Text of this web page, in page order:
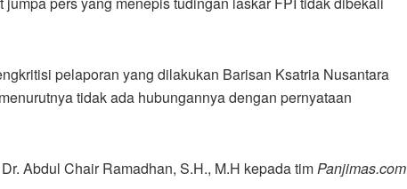
pelaporan yang dilakukan Barisan Ksatria Nusantara
tidak ada hubungannya dengan pernyataan
Abdul Chair Ramadhan, S.H., M.H kepada tim Panjimas.com